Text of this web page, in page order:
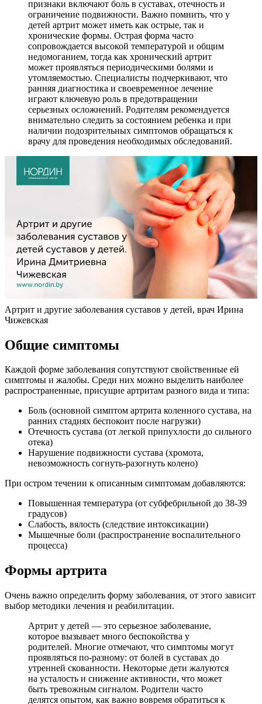
признаки включают боль в суставах, отечность и
ограничение подвижности. Важно помнить, что у
детей артрит может иметь как острые, так и
хронические формы. Острая форма часто
сопровождается высокой температурой и общим
недомоганием, тогда как хронический артрит
может проявляться периодическими болями и
утомляемостью. Специалисты подчеркивают, что
ранняя диагностика и своевременное лечение
играют ключевую роль в предотвращении
серьезных осложнений. Родителям рекомендуется
внимательно следить за состоянием ребенка и при
наличии подозрительных симптомов обращаться к
врачу для проведения необходимых обследований.
Артрит и другие заболевания суставов у детей, врач Ирина
Чижевская
Общие симптомы
Каждой форме заболевания сопутствуют свойственные ей
симптомы и жалобы. Среди них можно выделить наиболее
распространенные, присущие артритам разного вида и типа:
Боль (основной симптом артрита коленного сустава, на
ранних стадиях беспокоит после нагрузки)
Отечность сустава (от легкой припухлости до сильного
отека)
Нарушение подвижности сустава (хромота,
невозможность согнуть-разогнуть колено)
При остром течении к описанным симптомам добавляются:
Повышенная температура (от субфебрильной до 38-39
градусов)
Слабость, вялость (следствие интоксикации)
Мышечные боли (распространение воспалительного
процесса)
Формы артрита
Очень важно определить форму заболевания, от этого зависит
выбор методики лечения и реабилитации.
Артрит у детей — это серьезное заболевание,
которое вызывает много беспокойства у
родителей. Многие отмечают, что симптомы могут
проявляться по-разному: от болей в суставах до
утренней скованности. Некоторые дети жалуются
на усталость и снижение активности, что может
быть тревожным сигналом. Родители часто
делятся опытом, как важно вовремя обратиться к